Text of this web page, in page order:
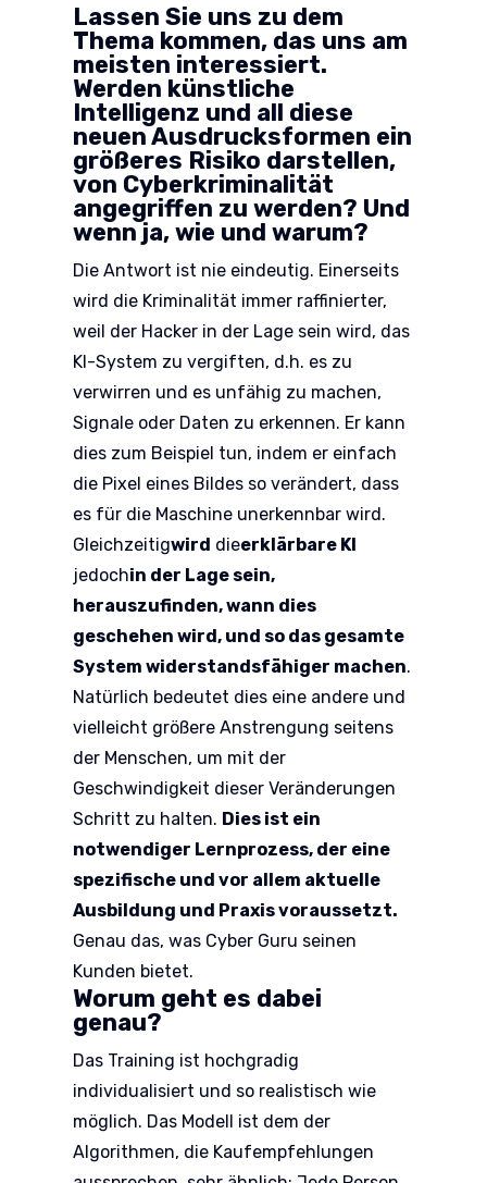
Lassen Sie uns zu dem
Thema kommen, das uns am
meisten interessiert.
Werden künstliche
Intelligenz und all diese
neuen Ausdrucksformen ein
größeres Risiko darstellen,
von Cyberkriminalität
angegriffen zu werden? Und
wenn ja, wie und warum?
Die Antwort ist nie eindeutig. Einerseits
wird die Kriminalität immer raffinierter,
weil der Hacker in der Lage sein wird, das
KI-System zu vergiften, d.h. es zu
verwirren und es unfähig zu machen,
Signale oder Daten zu erkennen. Er kann
dies zum Beispiel tun, indem er einfach
die Pixel eines Bildes so verändert, dass
es für die Maschine unerkennbar wird.
Gleichzeitigwird dieerklärbare KI
jedochin der Lage sein,
herauszufinden, wann dies
geschehen wird, und so das gesamte
System widerstandsfähiger machen.
Natürlich bedeutet dies eine andere und
vielleicht größere Anstrengung seitens
der Menschen, um mit der
Geschwindigkeit dieser Veränderungen
Schritt zu halten. Dies ist ein
notwendiger Lernprozess, der eine
spezifische und vor allem aktuelle
Ausbildung und Praxis voraussetzt.
Genau das, was Cyber Guru seinen
Kunden bietet.
Worum geht es dabei
genau?
Das Training ist hochgradig
individualisiert und so realistisch wie
möglich. Das Modell ist dem der
Algorithmen, die Kaufempfehlungen